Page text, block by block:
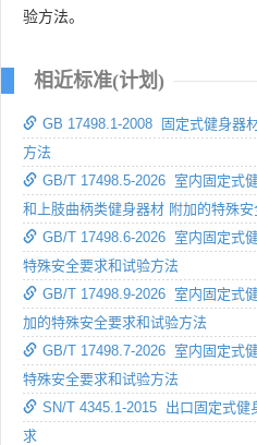
验方法。
相近标准(计划)
GB 17498.1-2008 固定式健身器
方法
GB/T 17498.5-2026 室内固定式
和上肢曲柄类健身器材 附加的特殊
GB/T 17498.6-2026 室内固定式
特殊安全要求和试验方法
GB/T 17498.9-2026 室内固定式
加的特殊安全要求和试验方法
GB/T 17498.7-2026 室内固定式
特殊安全要求和试验方法
SN/T 4345.1-2015 出口固定式健
求